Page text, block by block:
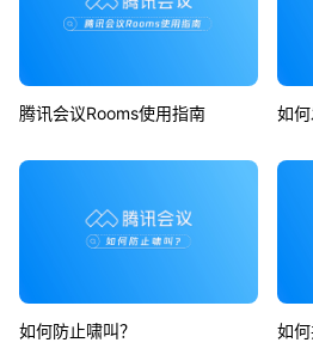
腾讯会议Rooms使用指南 如何
如何防止啸叫？ 如何